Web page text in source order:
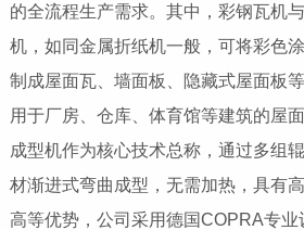
的全流程生产需求。其中，彩钢瓦机
机，如同金属折纸机一般，可将彩色
制成屋面瓦、墙面板、隐藏式屋面板
用于厂房、仓库、体育馆等建筑的屋
成型机作为核心技术总称，通过多组
材渐进式弯曲成型，无需加热，具有
高等优势，公司采用德国COPRA专业